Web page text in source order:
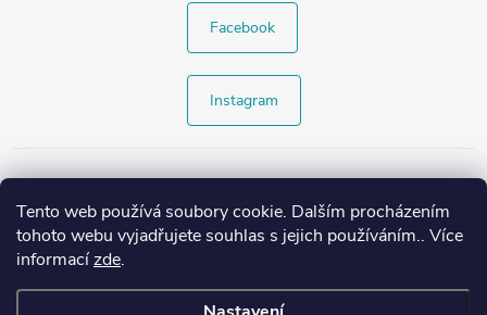
Tento web používá soubory cookie. Dalším procházením
tohoto webu vyjadřujete souhlas s jejich používáním.. Více
informacízde.
Facebook
Instagram